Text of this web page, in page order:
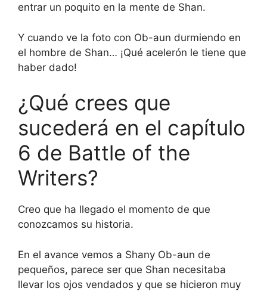
entrar un poquito en la mente de Shan.
Y cuando ve la foto con Ob-aun durmiendo en
el hombre de Shan… ¡Qué acelerón le tiene que
haber dado!
¿Qué crees que
sucederá en el capítulo
6 de Battle of the
Writers?
Creo que ha llegado el momento de que
conozcamos su historia.
En el avance vemos a Shany Ob-aun de
pequeños, parece ser que Shan necesitaba
llevar los ojos vendados y que se hicieron muy